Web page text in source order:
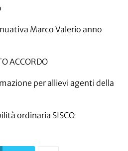
Marco Valerio anno
ACCORDO
per allievi agenti della
ordinaria SISCO